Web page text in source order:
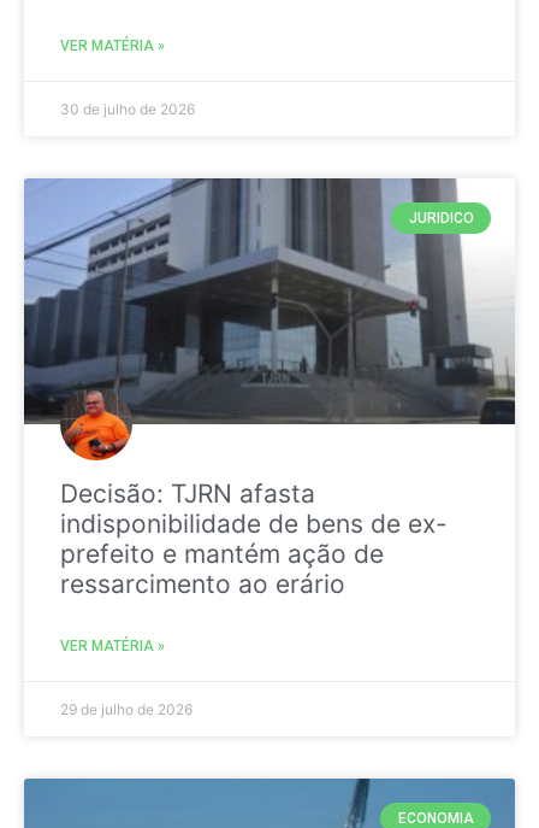
VER MATÉRIA »
30 de julho de 2026
JURIDICO
Decisão: TJRN afasta
indisponibilidade de bens de ex-
prefeito e mantém ação de
ressarcimento ao erário
VER MATÉRIA »
29 de julho de 2026
ECONOMIA